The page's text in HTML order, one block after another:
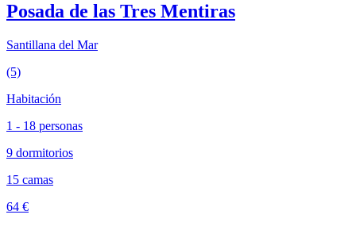
Posada de las Tres Mentiras
Santillana del Mar
(5)
Habitación
1 - 18 personas
9 dormitorios
15 camas
64 €